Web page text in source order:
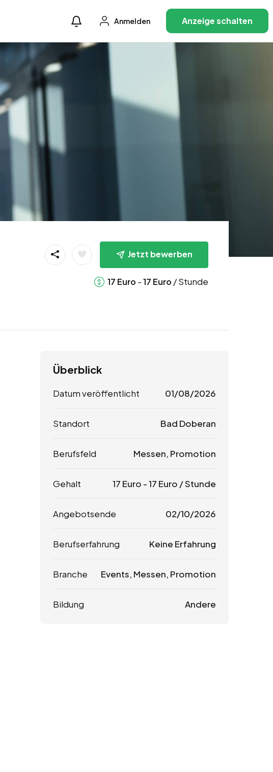
Anmelden Anzeige schalten
Jetzt bewerben
17 Euro -17 Euro / Stunde
Überblick
Datum veröffentlicht 01/08/2026
Standort Bad Doberan
Berufsfeld Messen, Promotion
Gehalt 17 Euro -17 Euro / Stunde
Angebotsende 02/10/2026
Berufserfahrung Keine Erfahrung
Branche Events, Messen, Promotion
Bildung Andere